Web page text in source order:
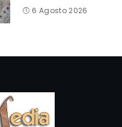
6 Agosto 2026